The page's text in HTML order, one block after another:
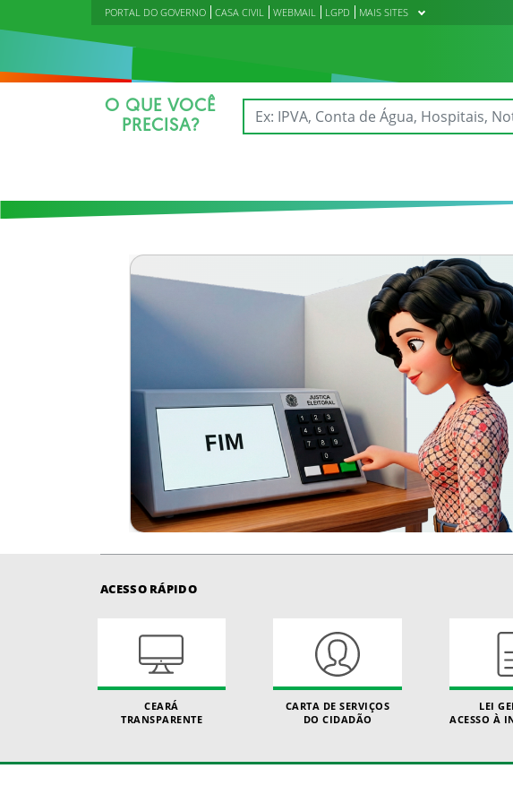
PORTAL DO GOVERNO CASA CIVIL WEBMAIL LGPD MAIS SITES
O QUE VOCÊ
PRECISA?
ACESSO RÁPIDO
CEARÁ
TRANSPARENTE
CARTA DE SERVIÇOS
DO CIDADÃO
LEI
ACESSO À